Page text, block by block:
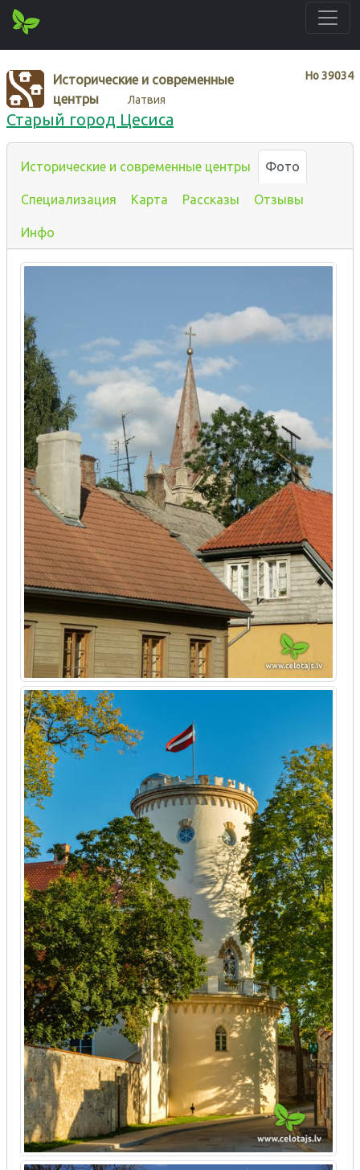
Нo39034
Исторические и современные
центры
Латвия
Старый город Цесиса
Исторические и современные центры Фото
Специализация Карта Рассказы Отзывы
Инфо